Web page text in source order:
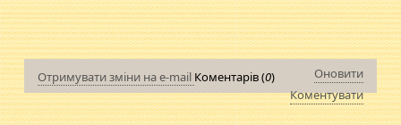
Отримувати зміни на e-mail Коментарів (0)
Оновити
Коментувати